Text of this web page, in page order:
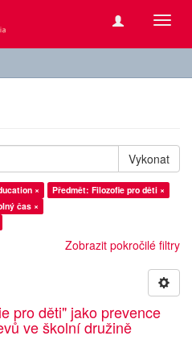
Vykonat
×
Předmět: Filozofie pro děti ×
čas ×
Zobrazit pokročilé filtry
pro děti" jako prevence
ve školní družině